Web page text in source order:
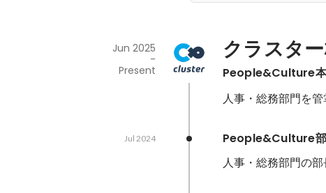
クラスタ
People&Culture本
Jun 2025
-
Present
人事・総務部門を管
People&Culture
Jul 2024
人事・総務部門の部